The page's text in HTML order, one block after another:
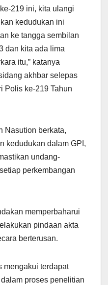
219 ini, kita ulangi
kedudukan ini
ke tangga sembilan
dan kita ada lima
itu,” katanya
akhbar selepas
Polis ke-219 Tahun
Nasution berkata,
kedudukan dalam GPI,
undang-
perkembangan
memperbaharui
pindaan akta
berterusan.
mengakui terdapat
proses penelitian